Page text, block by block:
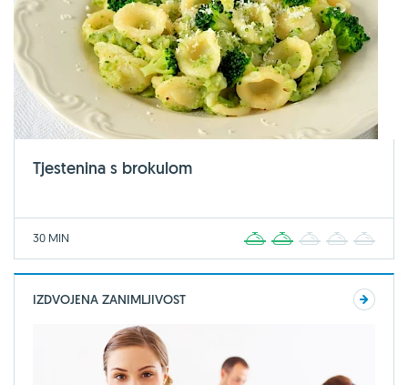
Tjestenina s brokulom
30 MIN 2 3 4
IZDVOJENA ZANIMLJIVOST